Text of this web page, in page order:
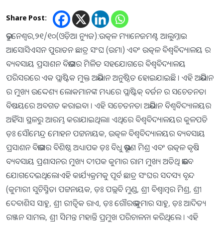
Share Post:
ଭୁବନେଶ୍ବର,୨୧/୧୦(ଓଡ଼ିଆ ନ୍ୟୁଜ):ଉତ୍କଳ ମ୍ୟାନେଜମଣ୍ଟ ଆଲୁମ୍ନାଇ
ଆସୋସିଏସନ ପୁରାତନ ଛାତ୍ର ସଂଘ (ଉମା) ଏବଂ ଉତ୍କଳ ବିଶ୍ୱବିଦ୍ୟାଳୟ ର
ବ୍ୟବସାୟ ପ୍ରସାଶନ ବିଭାଗର ମିଳିତ ସହଯୋଗରେ ବିଶ୍ୱବିଦ୍ୟାଳୟ
ପରିସରରେ ଏକ ପ୍ଲାଷ୍ଟିକ ମୁକ୍ତ ଅଭିଯାନ ଅନୁଷ୍ଠିତ ହୋଇଯାଇଛି । ଏହି ଅଭିଯାନ
ର ମୁଖ୍ୟ ଉଦ୍ଦେଶ୍ୟ ଲୋକମାନଙ୍କ ମଧ୍ୟରେ ପ୍ଲାଷ୍ଟିକ୍ ବର୍ଜନ ର ସଚେତନତା
ବିଷୟରେ ଅବଗତ କରାଇବା । ଏହି ସଚେତନତା ଅଭିଯାନ ବିଶ୍ୱବିଦ୍ୟାଳୟର
ଅହିଁସା ସ୍ଥଳରୁ ଆରମ୍ଭ କରାଯାଇଥିଲା। ଏଥିରେ ବିଶ୍ୱବିଦ୍ୟାଳୟର କୁଳପତି
ଡ଼ଃ ସୌମେନ୍ଦ୍ର ମୋହନ ପଟ୍ଟନାୟକ, ଉତ୍କଳ ବିଶ୍ୱବିଦ୍ୟାଳୟର ବ୍ୟବସାୟ
ପ୍ରସାଶନ ବିଭାଗର ବିଶିଷ୍ଠ ଅଧ୍ୟାପକ ଡ଼ଃ ବିଧୁ ଭୂଷଣ ମିଶ୍ର ଏବଂ ଉତ୍କଳ କୃଷି
ବ୍ୟବସାୟ ପ୍ରଶାସନର ମୁଖ୍ୟ ଦୀପକ କୁମାର ରାମ ମୁଖ୍ୟ ଅତିଥି ଭାବେ
ଯୋଗଦେଇଥିଲେ।ଏହି କାର୍ଯ୍ୟକ୍ରମକୁ ପୂର୍ବ ଛାତ୍ର ସଂଘର ସଦସ୍ୟ ବୃନ୍ଦ
(କୁମାରୀ ସୁଚିସ୍ମିତା ପଟ୍ଟନାୟକ, ଡ଼ଃ ପଲ୍ଲବି ମୁଣ୍ଡ, ଶ୍ରୀ ବିଶ୍ୱାମ୍ୱର ମିଶ୍ର, ଶ୍ରୀ
ଦେବାଶିସ ସାହୁ, ଶ୍ରୀ ରୀତ୍ୱିକ ରାଏ, ଡ଼ଃ ଗୌରଭ କୁମାର ସାହୁ, ଡ଼ଃ ଆଦିତ୍ୟ
ରଞ୍ଜନ ସାମଲ, ଶ୍ରୀ ସିମନ୍ତ ମହାନ୍ତି ପ୍ରମୁଖ ପରିଚାଳନା କରିଥିଲେ । ଏହି